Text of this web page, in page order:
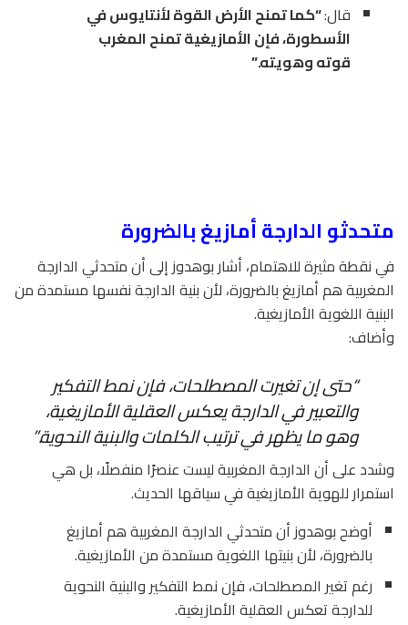
قال:“كما تمنح الأرض القوة لأنتايوس في
الأسطورة، فإن الأمازيغية تمنح المغرب
قوته وهويته.”
متحدثو الدارجة أمازيغ بالضرورة
في نقطة مثيرة للاهتمام، أشار بوهدوز إلى أن متحدثي الدارجة
المغربية هم أمازيغ بالضرورة، لأن بنية الدارجة نفسها مستمدة من
البنية اللغوية الأمازيغية.
وأضاف:
“حتى إن تغيرت المصطلحات، فإن نمط التفكير
والتعبير في الدارجة يعكس العقلية الأمازيغية،
وهو ما يظهر في ترتيب الكلمات والبنية النحوية.”
وشدد على أن الدارجة المغربية ليست عنصرًا منفصلًا، بل هي
استمرار للهوية الأمازيغية في سياقها الحديث.
أوضح بوهدوز أن متحدثي الدارجة المغربية هم أمازيغ
بالضرورة، لأن بنيتها اللغوية مستمدة من الأمازيغية.
رغم تغير المصطلحات، فإن نمط التفكير والبنية النحوية
للدارجة تعكس العقلية الأمازيغية.